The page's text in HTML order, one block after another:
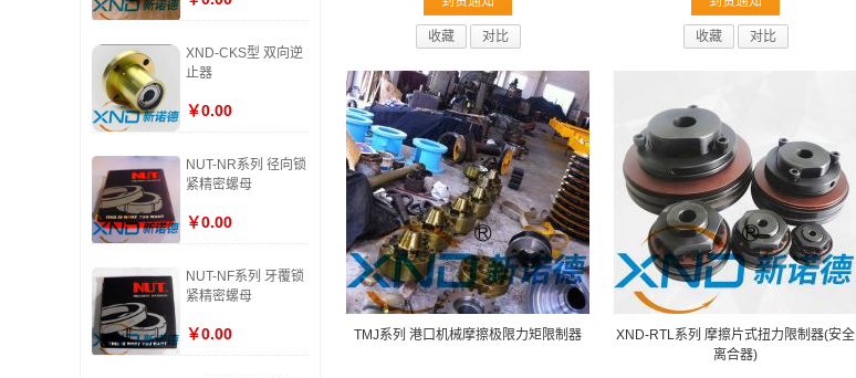
XND-CKS型 双向逆
止器
￥0.00
NUT-NR系列 径向锁
紧精密螺母
￥0.00
NUT-NF系列 牙覆锁
紧精密螺母
￥0.00
收藏 对比 收藏 对比
TMJ系列 港口机械摩擦极限力矩限制器
XND-RTL系列 摩擦片式扭力限制器(安全
离合器)